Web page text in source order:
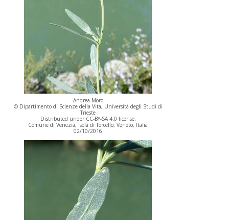
Andrea Moro
© Dipartimento di Scienze della Vita, Università degli Studi di
Trieste
Distributed under CC-BY-SA 4.0 license.
Comune di Venezia, Isola di Torcello, Veneto, Italia
02/10/2016